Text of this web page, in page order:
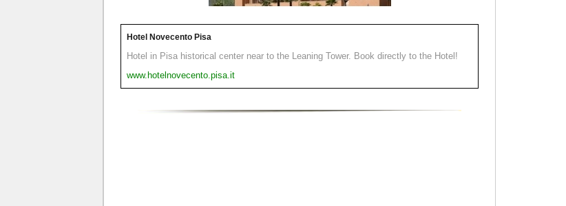
Hotel Novecento Pisa
Hotel in Pisa historical center near to the Leaning Tower. Book directly to the Hotel!
www.hotelnovecento.pisa.it